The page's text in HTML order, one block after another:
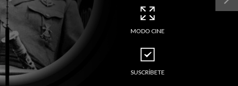
MODO CINE
SUSCRÍBETE